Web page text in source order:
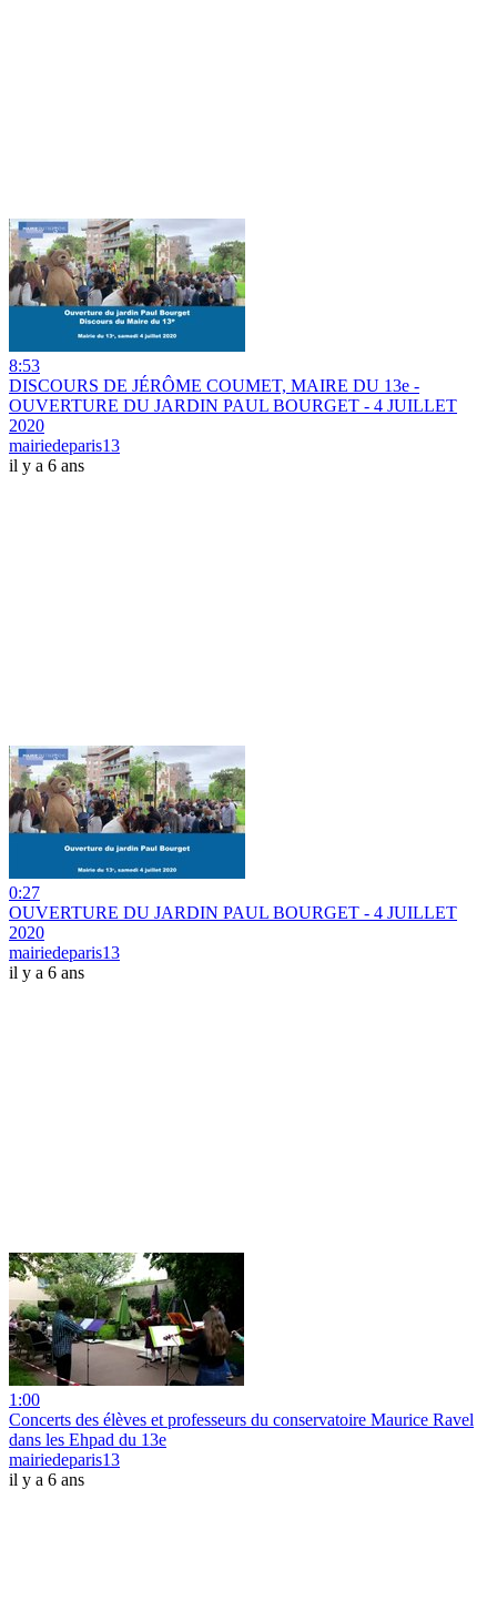
8:53
DISCOURS DE JÉRÔME COUMET, MAIRE DU 13e -
OUVERTURE DU JARDIN PAUL BOURGET - 4 JUILLET
2020
mairiedeparis13
il y a 6 ans
0:27
OUVERTURE DU JARDIN PAUL BOURGET - 4 JUILLET
2020
mairiedeparis13
il y a 6 ans
1:00
Concerts des élèves et professeurs du conservatoire Maurice Ravel
dans les Ehpad du 13e
mairiedeparis13
il y a 6 ans